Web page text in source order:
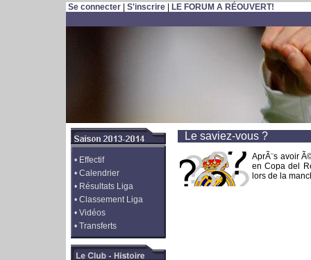
Se connecter S'inscrire LE FORUM A RÉOUVERT!
• Effectif
• Calendrier
• Résultats Liga
• Classement Liga
• Vidéos
• Transferts
Le saviez-vous ?
AprÃ¨s avoir
en Copa del
lors de la